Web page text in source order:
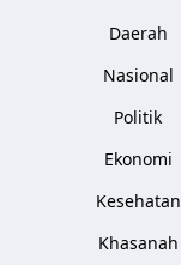
Daerah
Nasional
Politik
Ekonomi
Kesehatan
Khasanah